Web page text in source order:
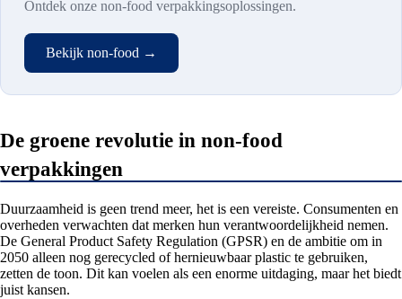
Ontdek onze non-food verpakkingsoplossingen.
Bekijk non-food →
De groene revolutie in non-food
verpakkingen
Duurzaamheid is geen trend meer, het is een vereiste. Consumenten en
overheden verwachten dat merken hun verantwoordelijkheid nemen.
De General Product Safety Regulation (GPSR) en de ambitie om in
2050 alleen nog gerecycled of hernieuwbaar plastic te gebruiken,
zetten de toon. Dit kan voelen als een enorme uitdaging, maar het biedt
juist kansen.